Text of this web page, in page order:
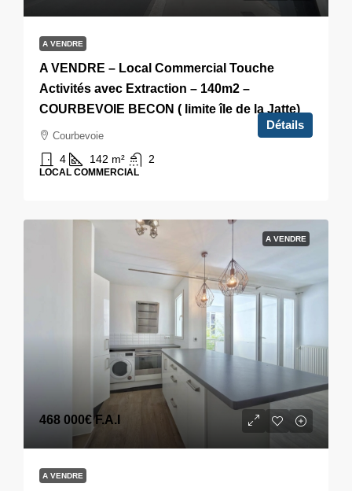
A VENDRE
A VENDRE – Local Commercial Touche
Activités avec Extraction – 140m2 –
COURBEVOIE BECON ( limite île de la Jatte)
Courbevoie
4 142 m² 2
LOCAL COMMERCIAL
Détails
A VENDRE
468 000€F.A.I
A VENDRE